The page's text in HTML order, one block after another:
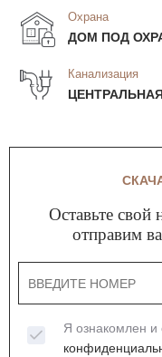
Охрана
ДОМ ПОД
Канализация
Оставьте свой
отправим
Я ознакомлен и